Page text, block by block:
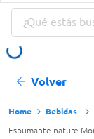
¿Qué estás
Volver
Bebidas
Espumante nature
Términos
Yerba
Cerveza
Papas Fritas
Papas Fritas